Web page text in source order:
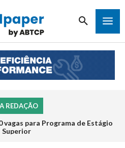
REDAÇÃO
vagas para Programa de Estágio
Superior